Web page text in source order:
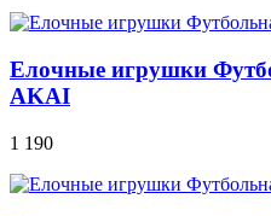
Елочные игрушки
AKAI
1 190